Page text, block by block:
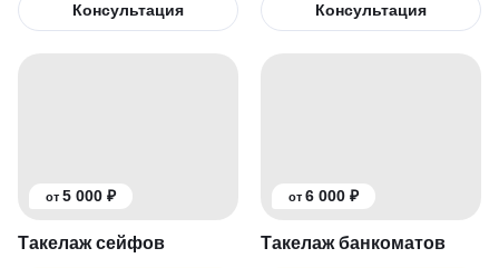
Консультация Консультация
от 5 000 ₽
Такелаж сейфов
от 6 000 ₽
Такелаж банкоматов